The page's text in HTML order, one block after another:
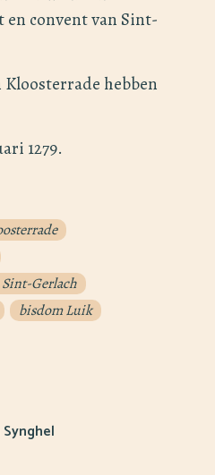
en convent van Sint-
hebben
1279.
Sint-Gerlach
bisdom Luik